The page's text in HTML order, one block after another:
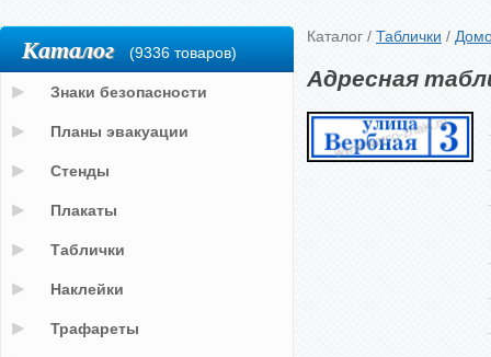
Каталог / Таблички /
Адресная
Каталог (9336 товаров)
Знаки безопасности
Планы эвакуации
Стенды
Плакаты
Таблички
Наклейки
Трафареты